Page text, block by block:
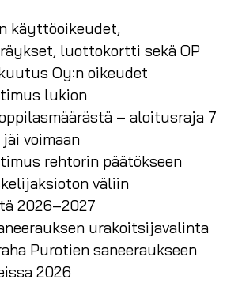
käyttöoikeudet,
luottokortti sekä OP
Oy:n oikeudet
lukion
– aloitusraja 7
voimaan
rehtorin päätökseen
väliin
2026–2027
urakoitsijavalinta
Purotien saneeraukseen
2026